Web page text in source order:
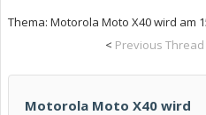
Thema: Motorola Moto X40 wird am
< Previous Thread
Motorola Moto X40 wird